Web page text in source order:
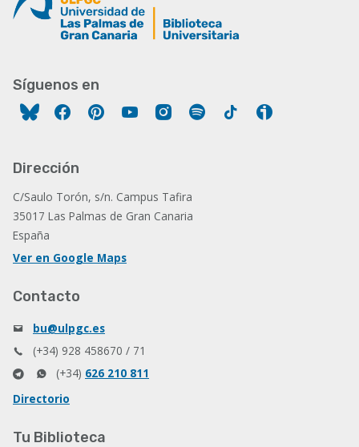
Síguenos en
FacebookPinterestYouTubeInstagram
Spotify Tiktok
Dirección
C/Saulo Torón, s/n. Campus Tafira
35017 Las Palmas de Gran Canaria
España
Ver en Google Maps
Contacto
bu@ulpgc.es
(+34) 928 458670 / 71
(+34) 626 210 811
Directorio
Tu Biblioteca